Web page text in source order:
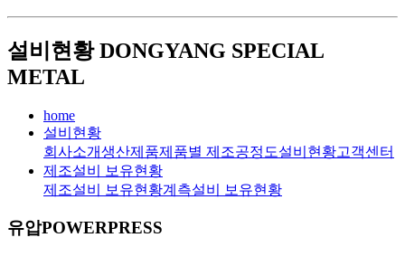
설비현황 DONGYANG SPECIAL
METAL
home
설비현황
회사소개생산제품제품별 제조공정도설비현황고객센터
제조설비 보유현황
제조설비 보유현황계측설비 보유현황
유압POWERPRESS